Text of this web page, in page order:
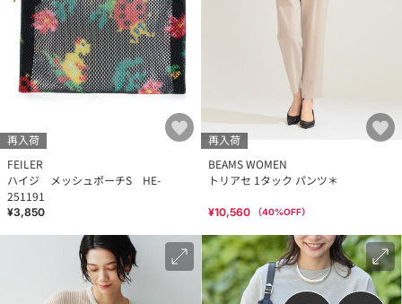
再入荷
FEILER
ハイジ メッシュポーチS HE-
251191
¥3,850
再入荷
BEAMS WOMEN
トリアセ 1タック パンツ＊
¥10,560 （40%OFF）